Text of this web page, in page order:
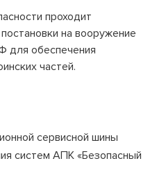
проходит
на вооружение
для обеспечения
частей.
сервисной шины
систем АПК «Безопасный